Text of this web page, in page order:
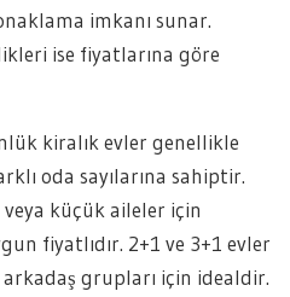
imkanı sunar.
ise fiyatlarına göre
kiralık evler genellikle
oda sayılarına sahiptir.
küçük aileler için
fiyatlıdır. 2+1 ve 3+1 evler
grupları için idealdir.